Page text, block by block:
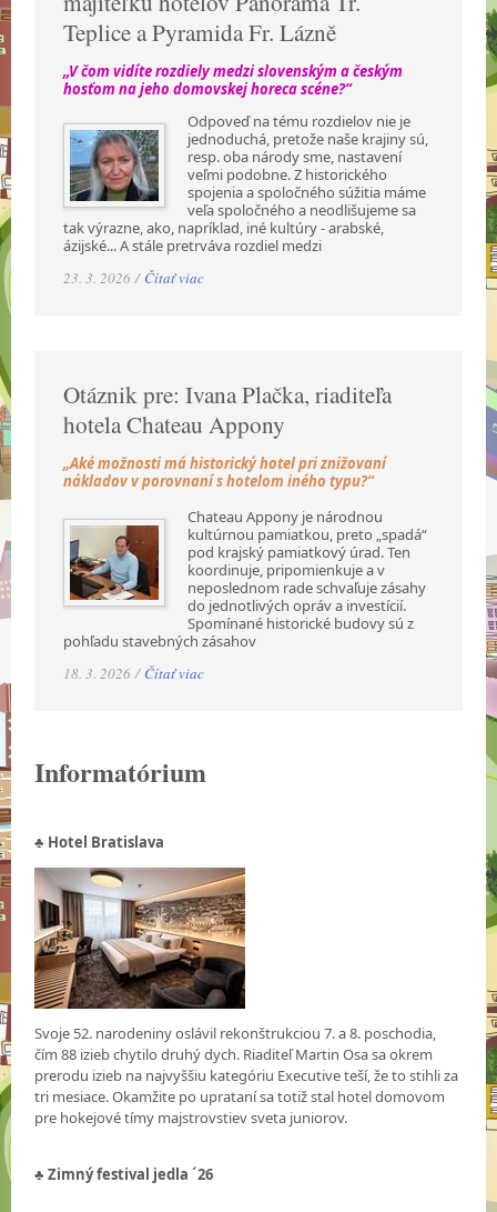
Teplice a Pyramida Fr. Lázně
„V čom vidíte rozdiely medzi slovenským a českým
hosťom na jeho domovskej horeca scéne?“
Odpoveď na tému rozdielov nie je
jednoduchá, pretože naše krajiny sú,
resp. oba národy sme, nastavení
veľmi podobne. Z historického
spojenia a spoločného súžitia máme
veľa spoločného a neodlišujeme sa
tak výrazne, ako, napríklad, iné kultúry - arabské,
ázijské... A stále pretrváva rozdiel medzi
23. 3. 2026 / Čítať viac
Otáznik pre: Ivana Plačka, riaditeľa
hotela Chateau Appony
„Aké možnosti má historický hotel pri znižovaní
nákladov v porovnaní s hotelom iného typu?“
Chateau Appony je národnou
kultúrnou pamiatkou, preto „spadá“
pod krajský pamiatkový úrad. Ten
koordinuje, pripomienkuje a v
neposlednom rade schvaľuje zásahy
do jednotlivých opráv a investícií.
Spomínané historické budovy sú z
pohľadu stavebných zásahov
18. 3. 2026 / Čítať viac
Informatórium
♣ Hotel Bratislava
Svoje 52. narodeniny oslávil rekonštrukciou 7. a 8. poschodia,
čím 88 izieb chytilo druhý dych. Riaditeľ Martin Osa sa okrem
prerodu izieb na najvyššiu kategóriu Executive teší, že to stihli za
tri mesiace. Okamžite po uprataní sa totiž stal hotel domovom
pre hokejové tímy majstrovstiev sveta juniorov.
♣ Zimný festival jedla ´26